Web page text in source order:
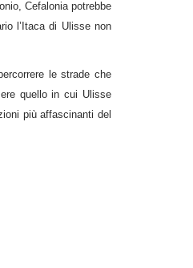
Cefalonia potrebbe
l’Itaca di Ulisse non
le strade che
quello in cui Ulisse
più affascinanti del